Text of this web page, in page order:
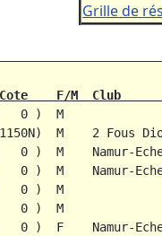
Grille de
F/M  Club
0 )  M
M    2 Fous
0 )  M    Namur-
0 )  M    Namur-
0 )  M
0 )  M
0 )  F    Namur-